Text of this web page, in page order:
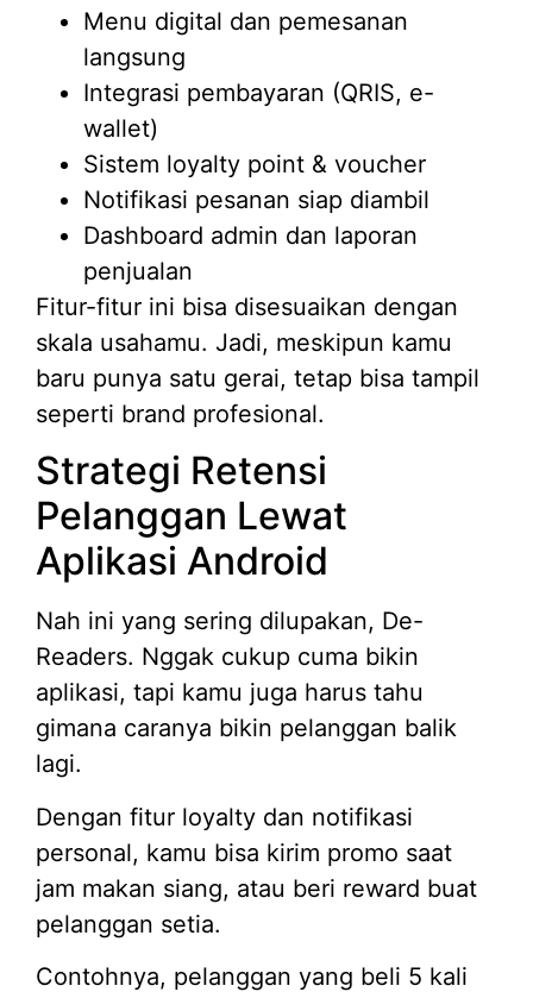
Menu digital dan pemesanan
langsung
Integrasi pembayaran (QRIS, e-
wallet)
Sistem loyalty point & voucher
Notifikasi pesanan siap diambil
Dashboard admin dan laporan
penjualan
Fitur-fitur ini bisa disesuaikan dengan
skala usahamu. Jadi, meskipun kamu
baru punya satu gerai, tetap bisa tampil
seperti brand profesional.
Strategi Retensi
Pelanggan Lewat
Aplikasi Android
Nah ini yang sering dilupakan, De-
Readers. Nggak cukup cuma bikin
aplikasi, tapi kamu juga harus tahu
gimana caranya bikin pelanggan balik
lagi.
Dengan fitur loyalty dan notifikasi
personal, kamu bisa kirim promo saat
jam makan siang, atau beri reward buat
pelanggan setia.
Contohnya, pelanggan yang beli 5 kali